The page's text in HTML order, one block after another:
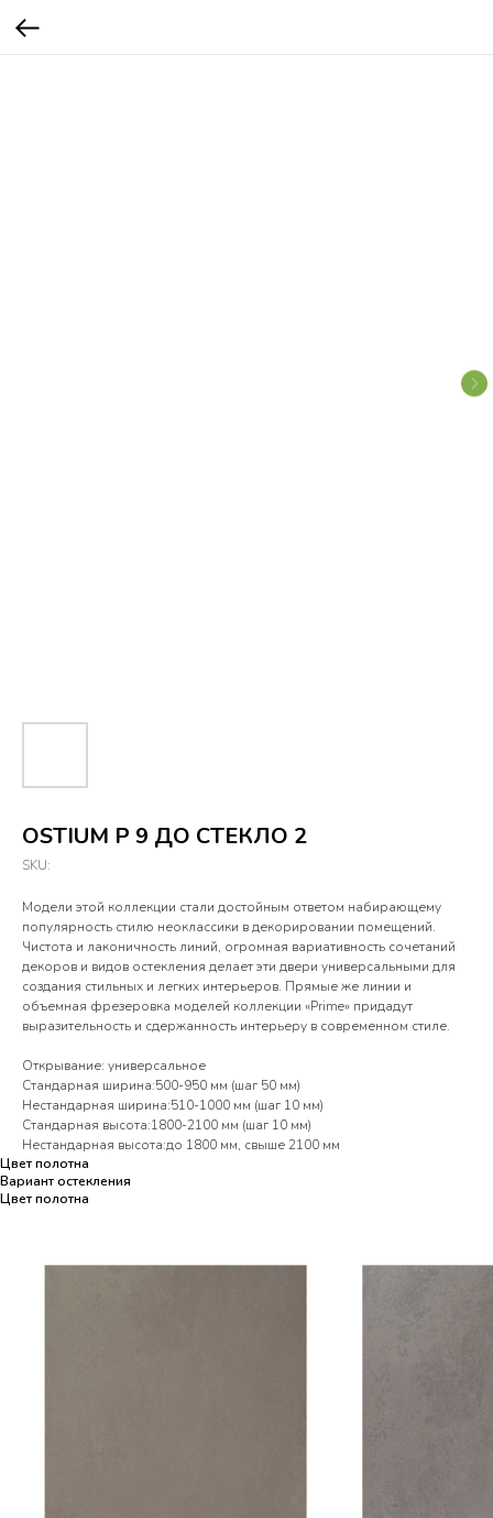
OSTIUM P 9 ДО СТЕКЛО 2
SKU:
Модели этой коллекции стали достойным ответом набирающему
популярность стилю неоклассики в декорировании помещений.
Чистота и лаконичность линий, огромная вариативность сочетаний
декоров и видов остекления делает эти двери универсальными для
создания стильных и легких интерьеров. Прямые же линии и
объемная фрезеровка моделей коллекции «Prime» придадут
выразительность и сдержанность интерьеру в современном стиле.
Открывание: универсальное
Стандарная ширина:500-950 мм (шаг 50 мм)
Нестандарная ширина:510-1000 мм (шаг 10 мм)
Стандарная высота:1800-2100 мм (шаг 10 мм)
Нестандарная высота:до 1800 мм, свыше 2100 мм
Цвет полотна
Вариант остекления
Цвет полотна